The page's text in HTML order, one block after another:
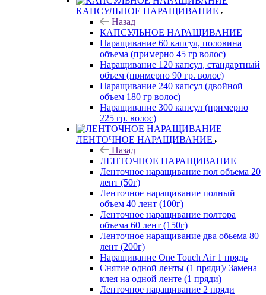
КАПСУЛЬНОЕ НАРАЩИВАНИЕ
Назад
КАПСУЛЬНОЕ НАРАЩИВАНИЕ
Наращивание 60 капсул, половина
объема (примерно 45 гр волос)
Наращивание 120 капсул, стандартный
объем (примерно 90 гр. волос)
Наращивание 240 капсул (двойной
объем 180 гр волос)
Наращивание 300 капсул (примерно
225 гр. волос)
ЛЕНТОЧНОЕ НАРАЩИВАНИЕ
Назад
ЛЕНТОЧНОЕ НАРАЩИВАНИЕ
Ленточное наращивание пол объема 20
лент (50г)
Ленточное наращивание полный
объем 40 лент (100г)
Ленточное наращивание полтора
объема 60 лент (150г)
Ленточное наращивание два обьема 80
лент (200г)
Наращивание One Touch Air 1 прядь
Снятие одной ленты (1 пряди)/ Замена
клея на одной ленте (1 пряди)
Ленточное наращивание 2 пряди